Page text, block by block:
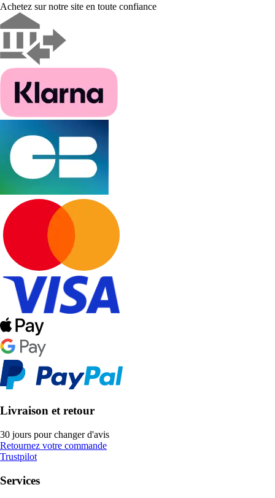
Achetez sur notre site en toute confiance
Livraison et retour
30 jours pour changer d'avis
Retournez votre commande
Trustpilot
Services